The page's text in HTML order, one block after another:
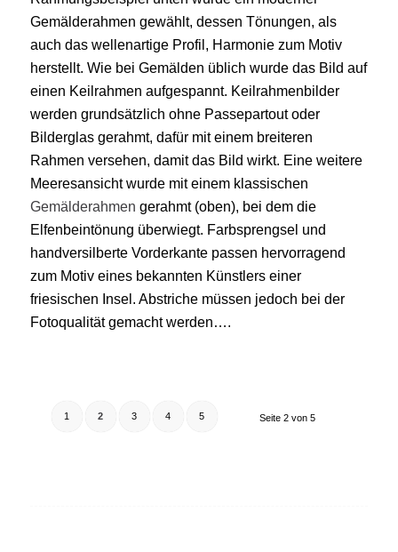
Gemälderahmen gewählt, dessen Tönungen, als
auch das wellenartige Profil, Harmonie zum Motiv
herstellt. Wie bei Gemälden üblich wurde das Bild auf
einen Keilrahmen aufgespannt. Keilrahmenbilder
werden grundsätzlich ohne Passepartout oder
Bilderglas gerahmt, dafür mit einem breiteren
Rahmen versehen, damit das Bild wirkt. Eine weitere
Meeresansicht wurde mit einem klassischen
Gemälderahmen gerahmt (oben), bei dem die
Elfenbeintönung überwiegt. Farbsprengsel und
handversilberte Vorderkante passen hervorragend
zum Motiv eines bekannten Künstlers einer
friesischen Insel. Abstriche müssen jedoch bei der
Fotoqualität gemacht werden….
Seite 2 von 5
1 2 3 4 5